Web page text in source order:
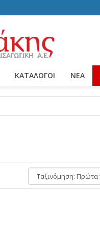
ΚΑΤΆΛΟΓΟΙ ΝΈΑ
Ταξινόμηση: